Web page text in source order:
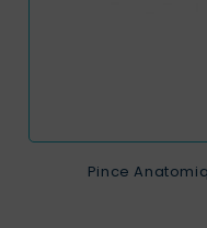
Pince